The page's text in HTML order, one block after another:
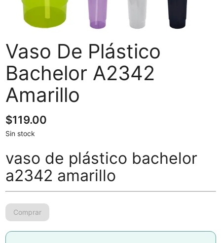
Vaso De Plástico
Bachelor A2342
Amarillo
$119.00
Sin stock
vaso de plástico bachelor
a2342 amarillo